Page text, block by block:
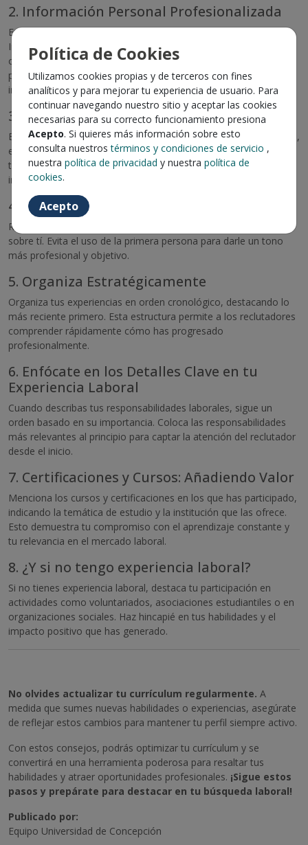
2. Información Personal Profesionalizada
En la sección de datos personales, simplifica y profesionaliza.
Indica solo tu número de contacto, correo electrónico y
considera agregar tu url de LinkedIn para un toque más
profesional. Recuerda que puedes personalizar esa url para que
incluya tu nombre en lugar de números y letras aleatorias.
3. Protege tu Privacidad
Evita compartir detalles sensibles como RUT, dirección completa,
estado civil y fecha de nacimiento, especialmente si vas a subir
tu currículum a redes sociales como Linkedin. La seguridad de tu
información es crucial en este mundo digital.
4. Narrativa Profesional en Tercera Persona
Redacta tu CV como si un narrador externo estuviese hablando
sobre tí. Evita el uso de la primera persona para darle un tono
más profesional y objetivo.
5. Organiza Estratégicamente
Organiza tus experiencias en orden cronológico, destacando lo
más reciente primero. Esta estructura permite a los reclutadores
comprender rápidamente cómo has progresado
profesionalmente.
6. Enfócate en los Detalles Clave en tu
Experiencia Laboral
Cuando describas tus responsabilidades laborales, sigue un
orden basado en su importancia. Coloca las responsabilidades
más relevantes al principio para captar la atención del reclutador
desde el inicio.
7. Certificaciones y Cursos: Añadiendo Valor
Menciona los cursos y certificaciones en los que has participado,
indicando la temática de estudio y la institución que las ofrece.
Esto demuestra tu compromiso con el aprendizaje constante y
tu relevancia en el mercado laboral.
8. ¿Y si no tengo experiencia laboral?
Si no tienes experiencia laboral, destaca tu participación en
actividades como voluntariados, asociaciones estudiantiles o en
organizaciones sociales. Haz hincapié en tus habilidades y el
impacto positivo que has generado.
No olvides actualizar tu currículum regularmente. A
medida que sumes nuevas habilidades o experiencias, asegúrate
de reflejar estos cambios para mantener tu perfil siempre activo.
Con estos consejos, podrás optimizar tu currículum y se
convertirá en una herramienta poderosa para resaltar tus
habilidades y atraer oportunidades profesionales. ¡Sigue estos
pasos y prepárate para destacar en tu búsqueda laboral!
Publicado por:
Equipo Universidad de Concepción
Política de Cookies
Utilizamos cookies propias y de terceros con fines
analíticos y para mejorar tu experiencia de usuario. Para
continuar navegando nuestro sitio y aceptar las cookies
necesarias para su correcto funcionamiento presiona
Acepto. Si quieres más información sobre esto
consulta nuestrostérminos y condiciones de servicio ,
nuestra política de privacidad y nuestra política de
cookies.
Acepto